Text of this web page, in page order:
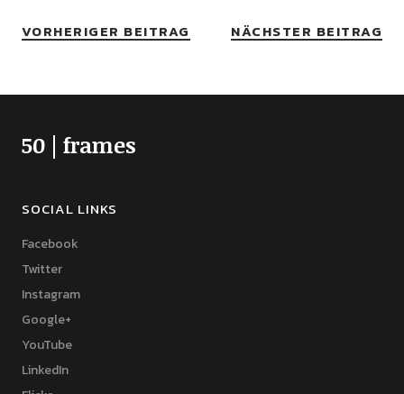
VORHERIGER BEITRAG NÄCHSTER BEITRAG
50 | frames
SOCIAL LINKS
Facebook
Twitter
Instagram
Google+
YouTube
LinkedIn